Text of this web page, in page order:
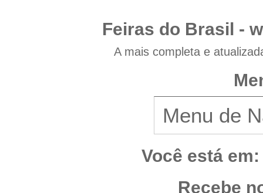
Feiras do Brasil -
A mais completa e
Você está em:
Recebe